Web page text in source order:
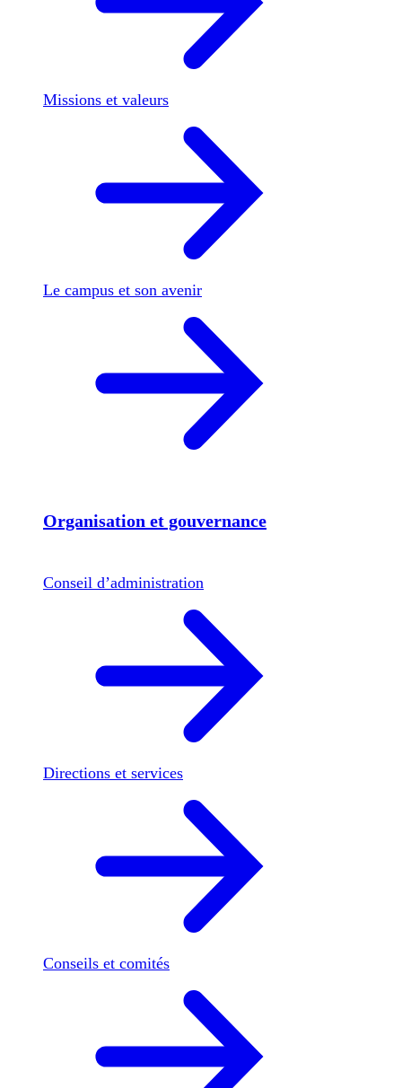
Missions et valeurs
Le campus et son avenir
Organisation et gouvernance
Conseil d’administration
Directions et services
Conseils et comités